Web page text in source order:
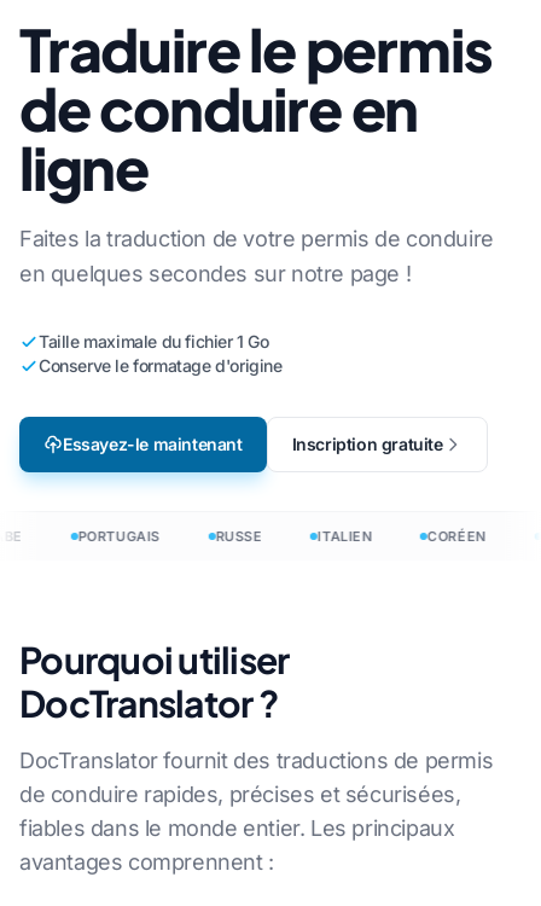
Traduire le permis
de conduire en
ligne
Faites la traduction de votre permis de conduire
en quelques secondes sur notre page !
Taille maximale du fichier 1 Go
Conserve le formatage d'origine
Essayez-le maintenant Inscription gratuite
PORTUGAIS RUSSE ITALIEN CORÉEN
Pourquoi utiliser
DocTranslator ?
DocTranslator fournit des traductions de permis
de conduire rapides, précises et sécurisées,
fiables dans le monde entier. Les principaux
avantages comprennent :